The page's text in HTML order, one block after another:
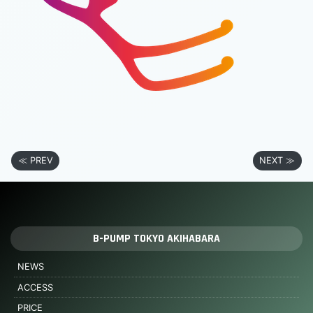
≪ PREV NEXT ≫
B-PUMP TOKYO AKIHABARA
NEWS
ACCESS
PRICE